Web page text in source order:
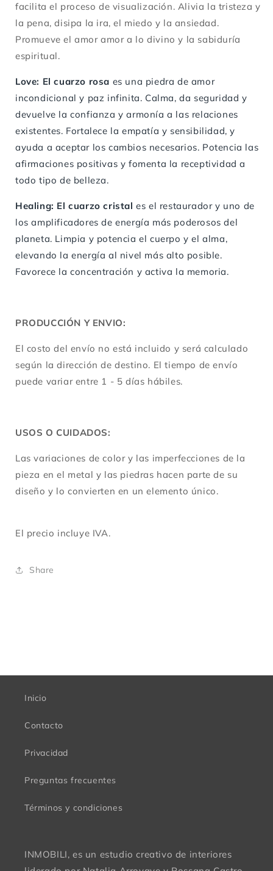
facilita el proceso de visualización. Alivia la tristeza y
la pena, disipa la ira, el miedo y la ansiedad.
Promueve el amor amor a lo divino y la sabiduría
espiritual.
Love: El cuarzo rosa es una piedra de amor
incondicional y paz infinita. Calma, da seguridad y
devuelve la confianza y armonía a las relaciones
existentes. Fortalece la empatía y sensibilidad, y
ayuda a aceptar los cambios necesarios. Potencia las
afirmaciones positivas y fomenta la receptividad a
todo tipo de belleza.
Healing: El cuarzo cristal es el restaurador y uno de
los amplificadores de energía más poderosos del
planeta. Limpia y potencia el cuerpo y el alma,
elevando la energía al nivel más alto posible.
Favorece la concentración y activa la memoria.
PRODUCCIÓN Y ENVIO:
El costo del envío no está incluido y será calculado
según la dirección de destino. El tiempo de envío
puede variar entre 1 - 5 días hábiles.
USOS O CUIDADOS:
Las variaciones de color y las imperfecciones de la
pieza en el metal y las piedras hacen parte de su
diseño y lo convierten en un elemento único.
El precio incluye IVA.
Share
Inicio
Contacto
Privacidad
Preguntas frecuentes
Términos y condiciones
INMOBILI, es un estudio creativo de interiores